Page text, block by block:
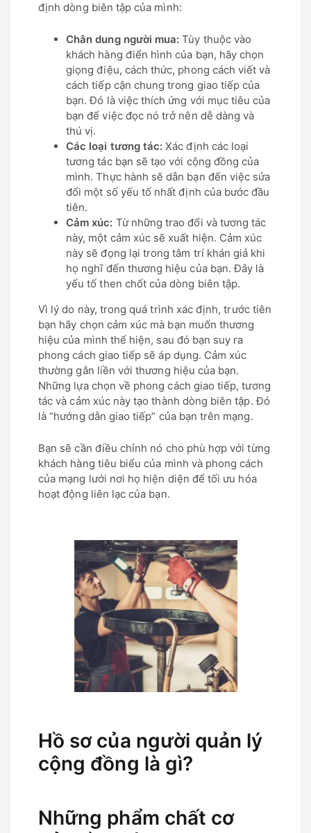
định dòng biên tập của mình:
Chân dung người mua: Tùy thuộc vào
khách hàng điển hình của bạn, hãy chọn
giọng điệu, cách thức, phong cách viết và
cách tiếp cận chung trong giao tiếp của
bạn. Đó là việc thích ứng với mục tiêu của
bạn để việc đọc nó trở nên dễ dàng và
thú vị.
Các loại tương tác: Xác định các loại
tương tác bạn sẽ tạo với cộng đồng của
mình. Thực hành sẽ dẫn bạn đến việc sửa
đổi một số yếu tố nhất định của bước đầu
tiên.
Cảm xúc: Từ những trao đổi và tương tác
này, một cảm xúc sẽ xuất hiện. Cảm xúc
này sẽ đọng lại trong tâm trí khán giả khi
họ nghĩ đến thương hiệu của bạn. Đây là
yếu tố then chốt của dòng biên tập.
Vì lý do này, trong quá trình xác định, trước tiên
bạn hãy chọn cảm xúc mà bạn muốn thương
hiệu của mình thể hiện, sau đó bạn suy ra
phong cách giao tiếp sẽ áp dụng. Cảm xúc
thường gắn liền với thương hiệu của bạn.
Những lựa chọn về phong cách giao tiếp, tương
tác và cảm xúc này tạo thành dòng biên tập. Đó
là “hướng dẫn giao tiếp” của bạn trên mạng.
Bạn sẽ cần điều chỉnh nó cho phù hợp với từng
khách hàng tiêu biểu của mình và phong cách
của mạng lưới nơi họ hiện diện để tối ưu hóa
hoạt động liên lạc của bạn.
Hồ sơ của người quản lý
cộng đồng là gì?
Những phẩm chất cơ